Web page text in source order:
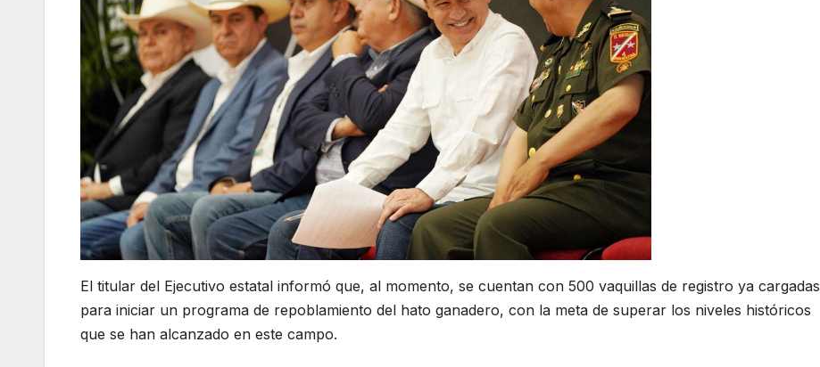
El titular del Ejecutivo estatal informó que, al momento, se cuentan con 500 vaquillas de registro ya cargadas
para iniciar un programa de repoblamiento del hato ganadero, con la meta de superar los niveles históricos
que se han alcanzado en este campo.